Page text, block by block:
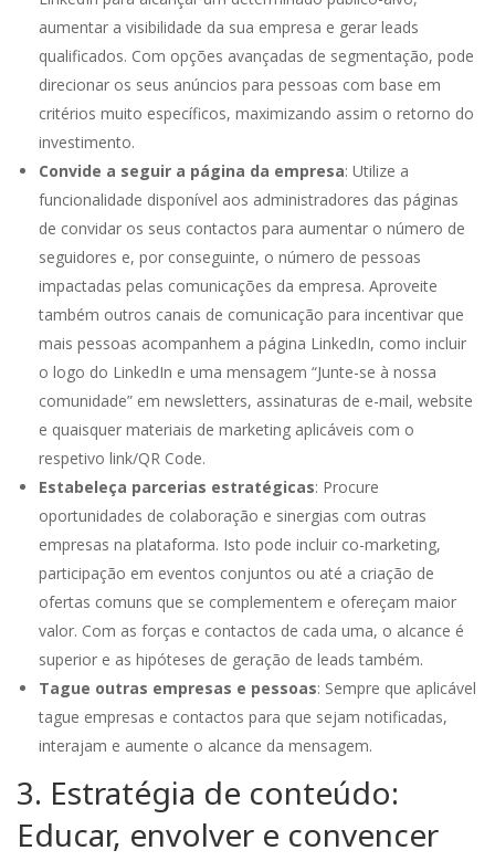
aumentar a visibilidade da sua empresa e gerar leads
qualificados. Com opções avançadas de segmentação, pode
direcionar os seus anúncios para pessoas com base em
critérios muito específicos, maximizando assim o retorno do
investimento.
Convide a seguir a página da empresa: Utilize a
funcionalidade disponível aos administradores das páginas
de convidar os seus contactos para aumentar o número de
seguidores e, por conseguinte, o número de pessoas
impactadas pelas comunicações da empresa. Aproveite
também outros canais de comunicação para incentivar que
mais pessoas acompanhem a página LinkedIn, como incluir
o logo do LinkedIn e uma mensagem “Junte-se à nossa
comunidade” em newsletters, assinaturas de e-mail, website
e quaisquer materiais de marketing aplicáveis com o
respetivo link/QR Code.
Estabeleça parcerias estratégicas: Procure
oportunidades de colaboração e sinergias com outras
empresas na plataforma. Isto pode incluir co-marketing,
participação em eventos conjuntos ou até a criação de
ofertas comuns que se complementem e ofereçam maior
valor. Com as forças e contactos de cada uma, o alcance é
superior e as hipóteses de geração de leads também.
Tague outras empresas e pessoas: Sempre que aplicável
tague empresas e contactos para que sejam notificadas,
interajam e aumente o alcance da mensagem.
3. Estratégia de conteúdo:
Educar, envolver e convencer